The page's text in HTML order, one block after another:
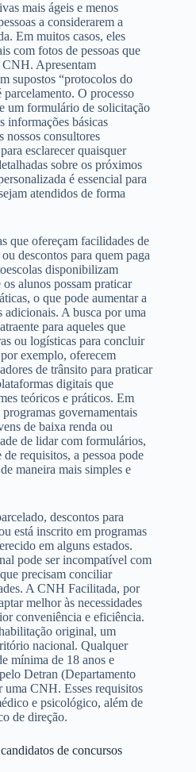
mais ágeis e menos
a considerarem a
Em muitos casos, eles
com fotos de pessoas que
CNH. Apresentam
supostos “protocolos do
O processo
um formulário de solicitação
informações básicas
nossos consultores
esclarecer quaisquer
sobre os próximos
é essencial para
atendidos de forma
que ofereçam facilidades de
descontos para quem paga
disponibilizam
alunos possam praticar
o que pode aumentar a
adicionais. A busca por uma
para aqueles que
ou logísticas para concluir
exemplo, oferecem
de trânsito para praticar
digitais que
teóricos e práticos. Em
governamentais
de baixa renda ou
de lidar com formulários,
requisitos, a pessoa pode
maneira mais simples e
descontos para
está inscrito em programas
em alguns estados.
pode ser incompatível com
precisam conciliar
A CNH Facilitada, por
melhor às necessidades
conveniência e eficiência.
original, um
nacional. Qualquer
mínima de 18 anos e
Detran (Departamento
uma CNH. Esses requisitos
e psicológico, além de
de direção.
de concursos